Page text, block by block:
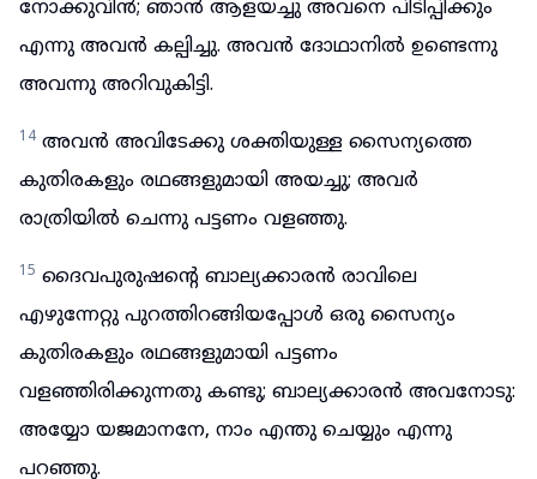
നോക്കുവിൻ; ഞാൻ ആളയച്ചു അവനെ പിടിപ്പിക്കും
എന്നു അവൻ കല്പിച്ചു. അവൻ ദോഥാനിൽ ഉണ്ടെന്നു
അവന്നു അറിവുകിട്ടി.
14 അവൻ അവിടേക്കു ശക്തിയുള്ള സൈന്യത്തെ
കുതിരകളും രഥങ്ങളുമായി അയച്ചു; അവർ
രാത്രിയിൽ ചെന്നു പട്ടണം വളഞ്ഞു.
15 ദൈവപുരുഷന്റെ ബാല്യക്കാരൻ രാവിലെ
എഴുന്നേറ്റു പുറത്തിറങ്ങിയപ്പോൾ ഒരു സൈന്യം
കുതിരകളും രഥങ്ങളുമായി പട്ടണം
വളഞ്ഞിരിക്കുന്നതു കണ്ടു; ബാല്യക്കാരൻ അവനോടു:
അയ്യോ യജമാനനേ, നാം എന്തു ചെയ്യും എന്നു
പറഞ്ഞു.